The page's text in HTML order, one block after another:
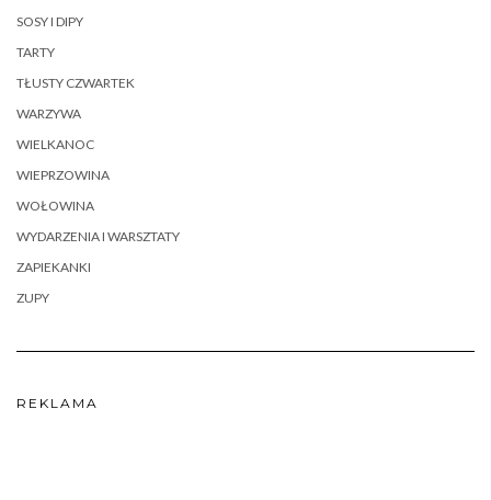
SOSY I DIPY
TARTY
TŁUSTY CZWARTEK
WARZYWA
WIELKANOC
WIEPRZOWINA
WOŁOWINA
WYDARZENIA I WARSZTATY
ZAPIEKANKI
ZUPY
REKLAMA